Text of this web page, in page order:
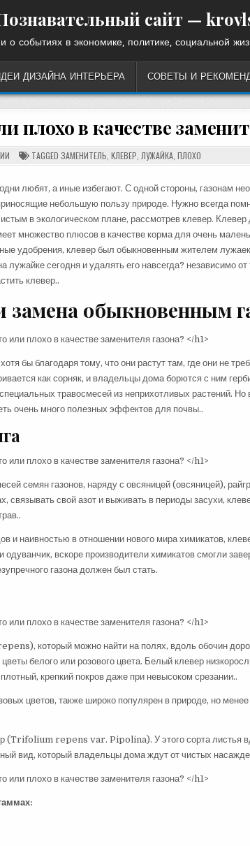
сайт —
о событиях в экономике, политике, социальной
ДИЗАЙНА ИНТЕРЬЕРА СОВЕТЫ И
плохо в качестве
TAGGED ЗАМЕНИТЕЛЬ КЛЕВЕР ЛУЖАЙКА ПЛОХО
любят, а иные избегают. С одной стороны, газонам
небольшую пользу природе. Нужно всегда
в экологическом плане, рассмотрев клевер.
множество плюсов в качестве корма для очень
удобрения, клевер был обыкновенным жителем
сегодня и удалять его навсегда? независимо от
клевер..
замена обыкновенным
бы благодаря тому, что они растут там, где они не
как сорняк, и владельцы дома борются с ним
травосмесей из неприхотливых растений. Но
очень много полезных эффектов для почвы..
семян газонов, наряду с овсяницей (овсяницей),
свой азот и выживать в периоды засухи,
и наивностью в отношении нового мира химикатов,
вскоре производители химикатов смогли
газона должен был стать.
который можно найти на полях, вдоль обочин
белого или розового цвета. Белый клевер
крепкий покров даже при невысоком срезании..
цветов, также широко популярен в природе, но менее
(Trifolium repens var. Pipolina). У этого сорта листья
вид, который владельцы дома ждут от чистых